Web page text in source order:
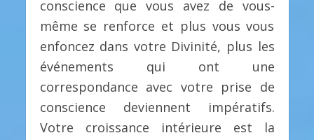
conscience que vous avez de vous-
même se renforce et plus vous vous
enfoncez dans votre Divinité, plus les
événements qui ont une
correspondance avec votre prise de
conscience deviennent impératifs.
Votre croissance intérieure est la